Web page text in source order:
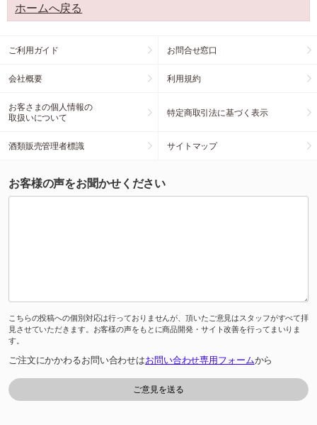
ホームへ戻る
ご利用ガイド お問合せ窓口
会社概要 利用規約
お客さまの個人情報の
取扱いについて
特定商取引法に基づく表示
酒類販売管理者標識 サイトマップ
お客様の声をお聞かせください
こちらの投稿への個別対応は行っておりませんが、頂いたご意見はスタッフがすべて拝
見させていただきます。お客様の声をもとに商品開発・サイト改善を行ってまいりま
す。
ご注文にかかわるお問い合わせはお問い合わせ専用フォームから